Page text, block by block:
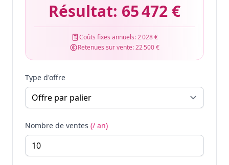
Résultat: 65 472 €
Coûts fixes annuels:2 028 €
Retenues sur vente:22 500 €
Type d'offre
Nombre de ventes (/ an)